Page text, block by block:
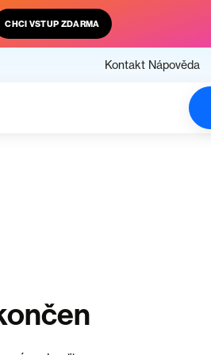
CHCI VSTUP ZDARMA
Kontakt Nápověda